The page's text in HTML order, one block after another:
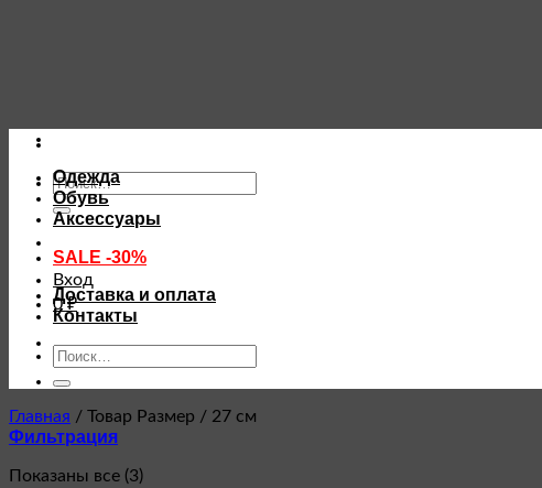
Искать:
Вход
0₽
Одежда
Обувь
Аксессуары
SALE -30%
Доставка и оплата
Контакты
Искать:
Главная / Товар Размер / 27 см
Фильтрация
Показаны все (3)